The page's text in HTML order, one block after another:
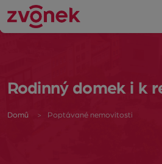
Rodinný domek i k
Domů Poptávané nemovitosti